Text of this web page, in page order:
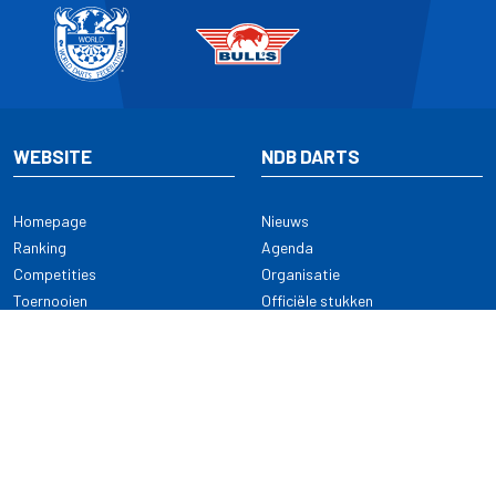
WEBSITE
Homepage
Ranking
Competities
Toernooien
NDB DARTS
Nieuws
Agenda
Organisatie
Officiële stukken